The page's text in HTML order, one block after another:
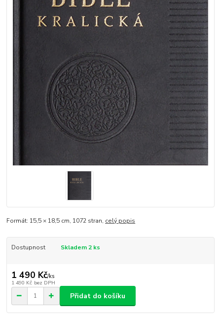
Formát: 15,5 × 18,5 cm, 1072 stran, celý popis
Dostupnost Skladem 2 ks
1 490 Kč/ks
1 490 Kč bez DPH
Přidat do košíku